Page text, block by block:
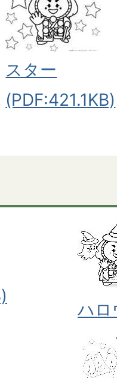
スター
(PDF:421.1KB)
ハロ